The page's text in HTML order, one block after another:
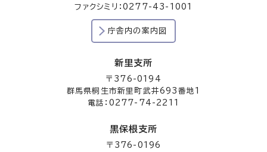
ファクシミリ：0277-43-1001
庁舎内の案内図
新里支所
〒376-0194
群馬県桐生市新里町武井693番地1
電話：0277-74-2211
黒保根支所
〒376-0196